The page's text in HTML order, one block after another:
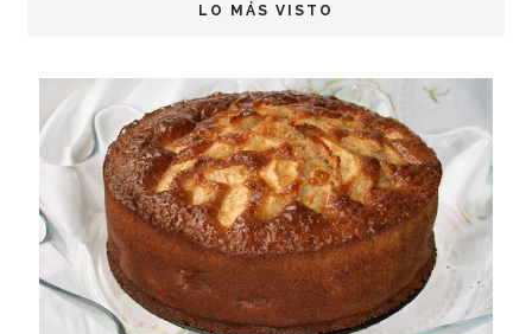
LO MÁS VISTO